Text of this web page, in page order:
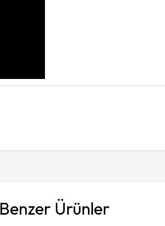
Benzer Ürünler